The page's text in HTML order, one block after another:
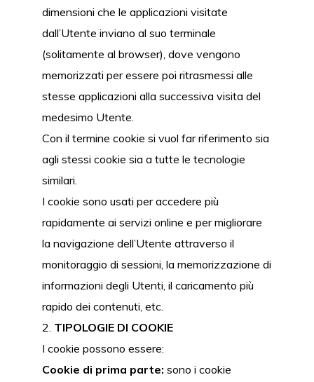
dimensioni che le applicazioni visitate
dall’Utente inviano al suo terminale
(solitamente al browser), dove vengono
memorizzati per essere poi ritrasmessi alle
stesse applicazioni alla successiva visita del
medesimo Utente.
Con il termine cookie si vuol far riferimento sia
agli stessi cookie sia a tutte le tecnologie
similari.
I cookie sono usati per accedere più
rapidamente ai servizi online e per migliorare
la navigazione dell’Utente attraverso il
monitoraggio di sessioni, la memorizzazione di
informazioni degli Utenti, il caricamento più
rapido dei contenuti, etc.
TIPOLOGIE DI COOKIE
I cookie possono essere:
Cookie di prima parte: sono i cookie